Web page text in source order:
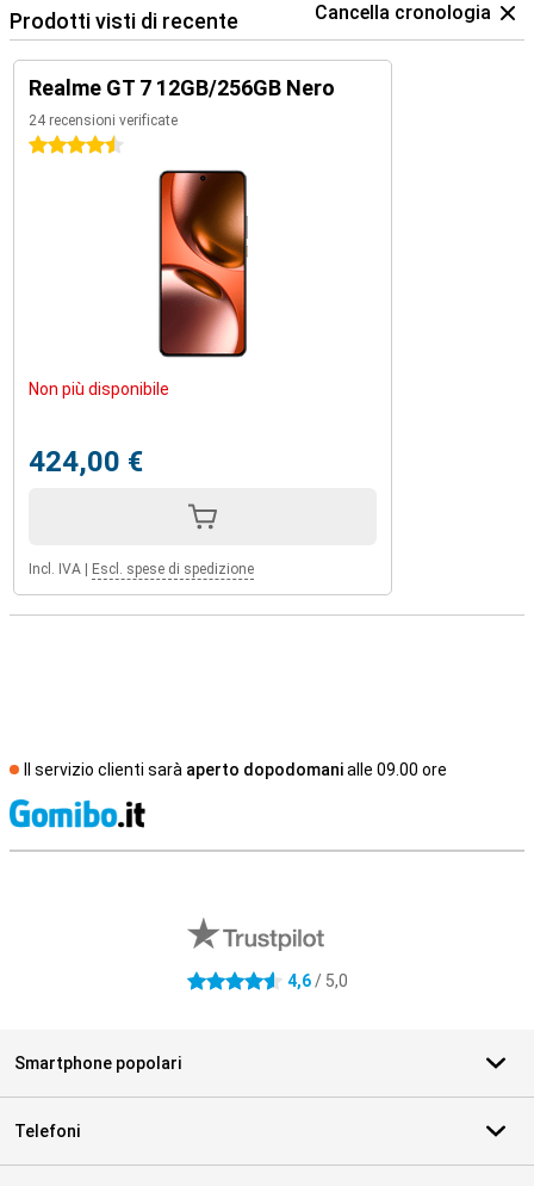
Prodotti visti di recente Cancella cronologia
Realme GT 7 12GB/256GB Nero
24 recensioni verificate
4.5 stelle
Non più disponibile
424,00 €
Incl. IVA Escl. spese di spedizione
Il servizio clienti sarà aperto dopodomanialle 09.00 ore
4.6 stelle 4,6/ 5,0
Smartphone popolari
Telefoni